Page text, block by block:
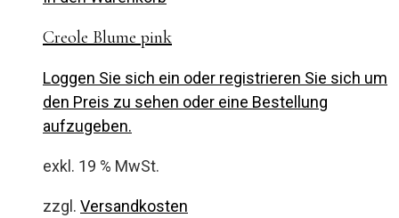
Creole Blume pink
Loggen Sie sich ein oder registrieren Sie sich um
den Preis zu sehen oder eine Bestellung
aufzugeben.
exkl. 19 % MwSt.
zzgl. Versandkosten